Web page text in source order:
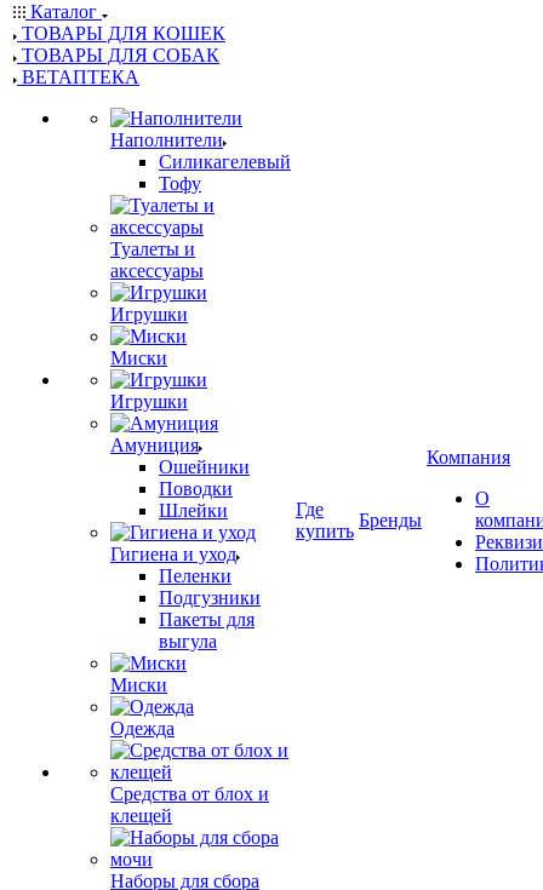
Каталог
ТОВАРЫ ДЛЯ КОШЕК
ТОВАРЫ ДЛЯ СОБАК
ВЕТАПТЕКА
Наполнители
Силикагелевый
Тофу
Туалеты и
аксессуары
Игрушки
Миски
Игрушки
Амуниция
Ошейники
Поводки
Шлейки
Гигиена и уход
Пеленки
Подгузники
Пакеты для
выгула
Миски
Одежда
Средства от блох и
клещей
Наборы для сбора
Где
купить
Бренды
Компания
О